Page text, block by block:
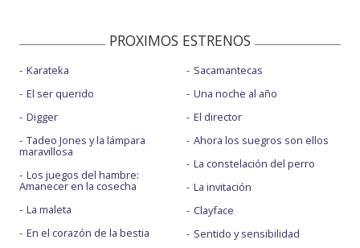
PROXIMOS ESTRENOS
Karateka
El ser querido
Digger
Tadeo Jones y la lámpara
maravillosa
Los juegos del hambre:
Amanecer en la cosecha
La maleta
En el corazón de la bestia
Sacamantecas
Una noche al año
El director
Ahora los suegros son ellos
La constelación del perro
La invitación
Clayface
Sentido y sensibilidad